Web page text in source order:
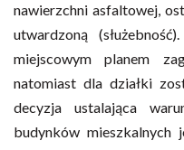
nawierzchni asfaltowej,
utwardzoną (służebność).
miejscowym planem
natomiast dla działki
decyzja ustalająca
budynków mieszkalnych